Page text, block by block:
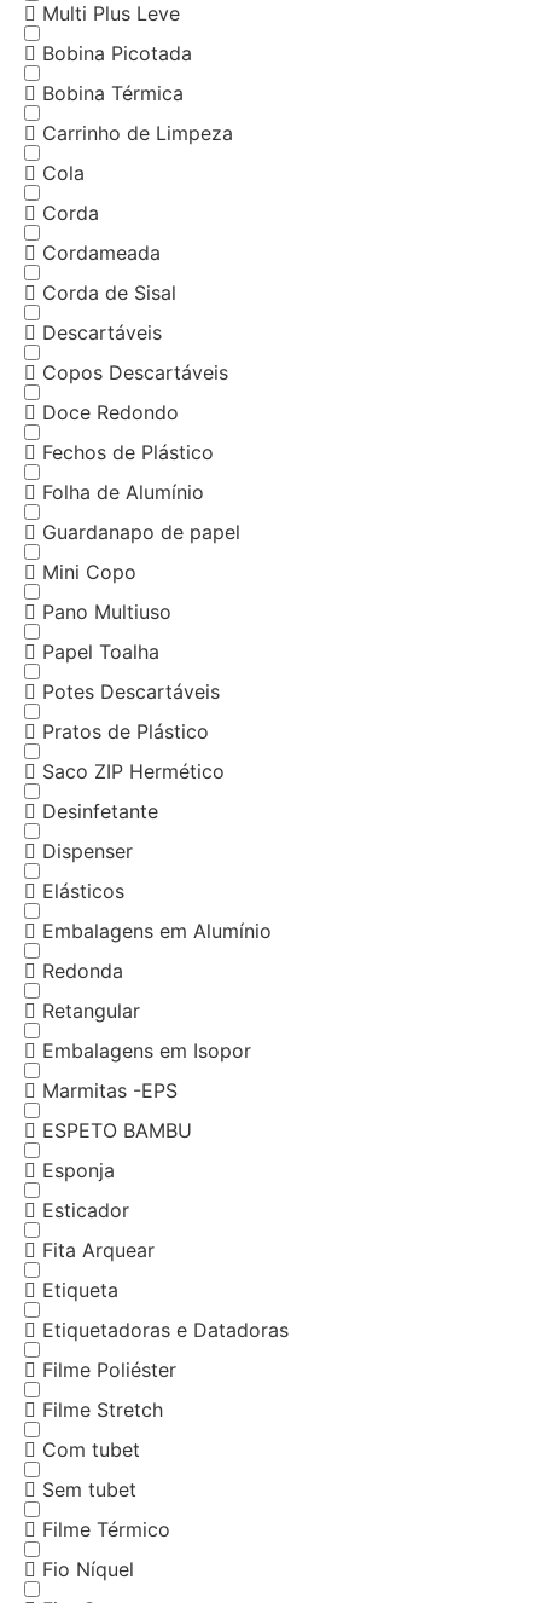
Multi Plus Leve
Bobina Picotada
Bobina Térmica
Carrinho de Limpeza
Cola
Corda
Cordameada
Corda de Sisal
Descartáveis
Copos Descartáveis
Doce Redondo
Fechos de Plástico
Folha de Alumínio
Guardanapo de papel
Mini Copo
Pano Multiuso
Papel Toalha
Potes Descartáveis
Pratos de Plástico
Saco ZIP Hermético
Desinfetante
Dispenser
Elásticos
Embalagens em Alumínio
Redonda
Retangular
Embalagens em Isopor
Marmitas -EPS
ESPETO BAMBU
Esponja
Esticador
Fita Arquear
Etiqueta
Etiquetadoras e Datadoras
Filme Poliéster
Filme Stretch
Com tubet
Sem tubet
Filme Térmico
Fio Níquel